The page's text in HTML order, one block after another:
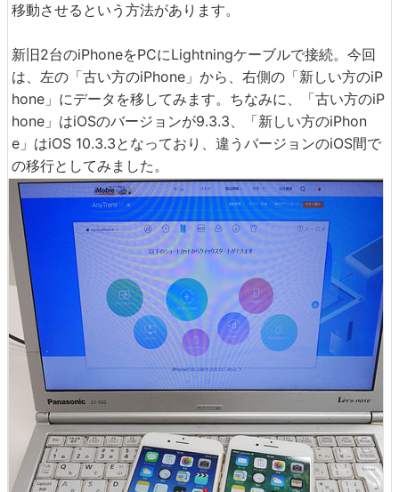
移動させるという方法があります。
新旧2台のiPhoneをPCにLightningケーブルで接続。今回
は、左の「古い方のiPhone」から、右側の「新しい方のiP
hone」にデータを移してみます。ちなみに、「古い方のiP
hone」はiOSのバージョンが9.3.3、「新しい方のiPhon
e」はiOS 10.3.3となっており、違うバージョンのiOS間で
の移行としてみました。